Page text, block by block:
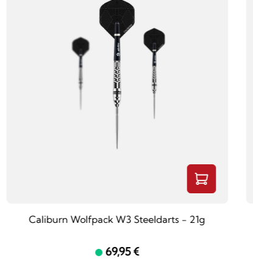
Caliburn Wolfpack W3 Steeldarts - 21g
69,95 €